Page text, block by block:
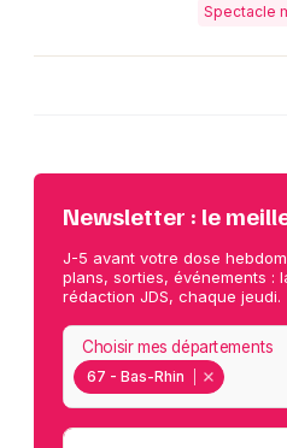
Spectacle
Newsletter : le
J-5 avant votre dose
plans, sorties, événements :
rédaction JDS, chaque jeudi.
67 - Bas-Rhin
Choisir mes départements